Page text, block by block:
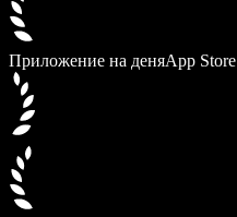
Приложение на деняApp Store